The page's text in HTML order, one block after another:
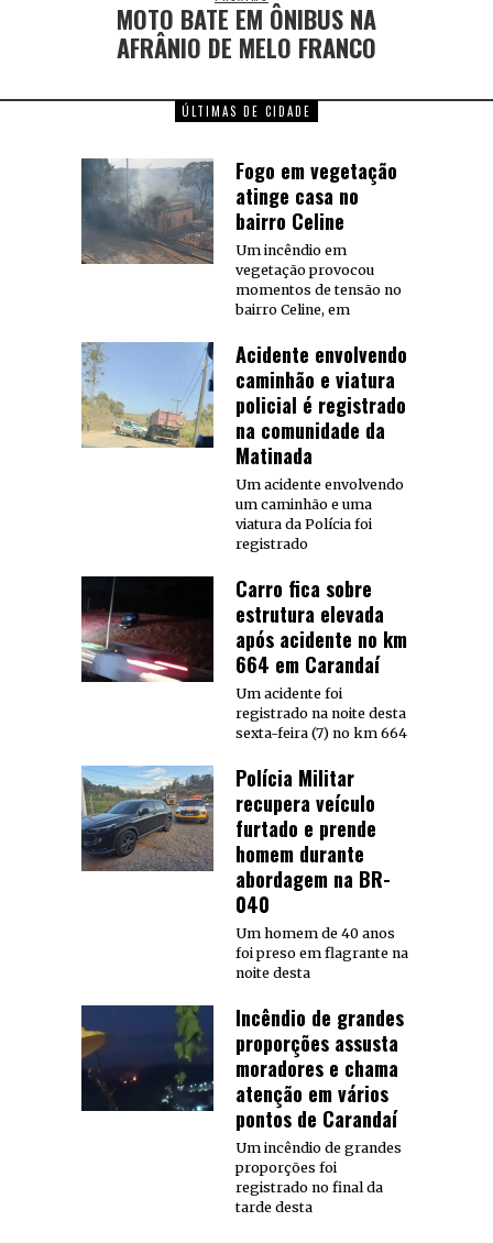
MOTO BATE EM ÔNIBUS NA
AFRÂNIO DE MELO FRANCO
ÚLTIMAS DE CIDADE
Fogo em vegetação
atinge casa no
bairro Celine
Um incêndio em
vegetação provocou
momentos de tensão no
bairro Celine, em
Acidente envolvendo
caminhão e viatura
policial é registrado
na comunidade da
Matinada
Um acidente envolvendo
um caminhão e uma
viatura da Polícia foi
registrado
Carro fica sobre
estrutura elevada
após acidente no km
664 em Carandaí
Um acidente foi
registrado na noite desta
sexta-feira (7) no km 664
Polícia Militar
recupera veículo
furtado e prende
homem durante
abordagem na BR-
040
Um homem de 40 anos
foi preso em flagrante na
noite desta
Incêndio de grandes
proporções assusta
moradores e chama
atenção em vários
pontos de Carandaí
Um incêndio de grandes
proporções foi
registrado no final da
tarde desta